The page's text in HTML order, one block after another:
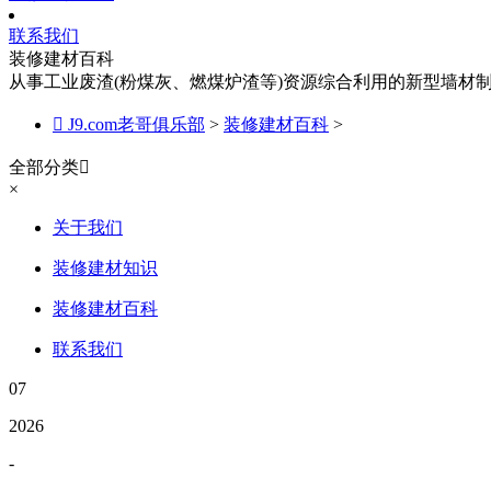
联系我们
装修建材百科
从事工业废渣(粉煤灰、燃煤炉渣等)资源综合利用的新型墙材
 J9.com老哥俱乐部 > 装修建材百科 >
全部分类
×
关于我们
装修建材知识
装修建材百科
联系我们
07
2026
-